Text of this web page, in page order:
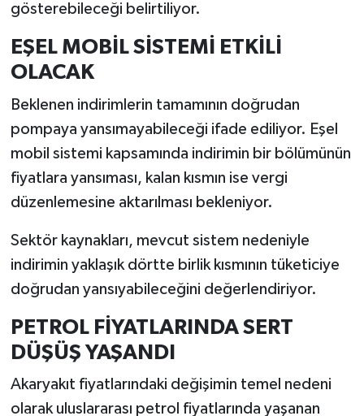
gösterebileceği belirtiliyor.
EŞEL MOBİL SİSTEMİ ETKİLİ
OLACAK
Beklenen indirimlerin tamamının doğrudan
pompaya yansımayabileceği ifade ediliyor. Eşel
mobil sistemi kapsamında indirimin bir bölümünün
fiyatlara yansıması, kalan kısmın ise vergi
düzenlemesine aktarılması bekleniyor.
Sektör kaynakları, mevcut sistem nedeniyle
indirimin yaklaşık dörtte birlik kısmının tüketiciye
doğrudan yansıyabileceğini değerlendiriyor.
PETROL FİYATLARINDA SERT
DÜŞÜŞ YAŞANDI
Akaryakıt fiyatlarındaki değişimin temel nedeni
olarak uluslararası petrol fiyatlarında yaşanan